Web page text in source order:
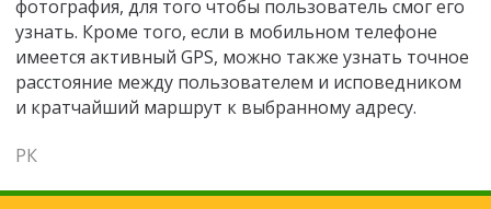
фотография, для того чтобы пользователь смог его
узнать. Кроме того, если в мобильном телефоне
имеется активный GPS, можно также узнать точное
расстояние между пользователем и исповедником
и кратчайший маршрут к выбранному адресу.
РК